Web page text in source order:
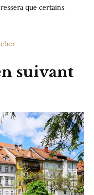
que certains
suivant